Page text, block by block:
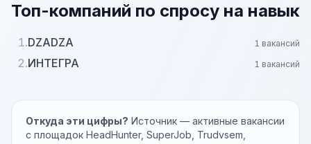
Топ-компаний по спросу на навык
1.DZADZA 1 вакансий
2.ИНТЕГРА 1 вакансий
Откуда эти цифры? Источник — активные вакансии
с площадок HeadHunter, SuperJob, Trudvsem,